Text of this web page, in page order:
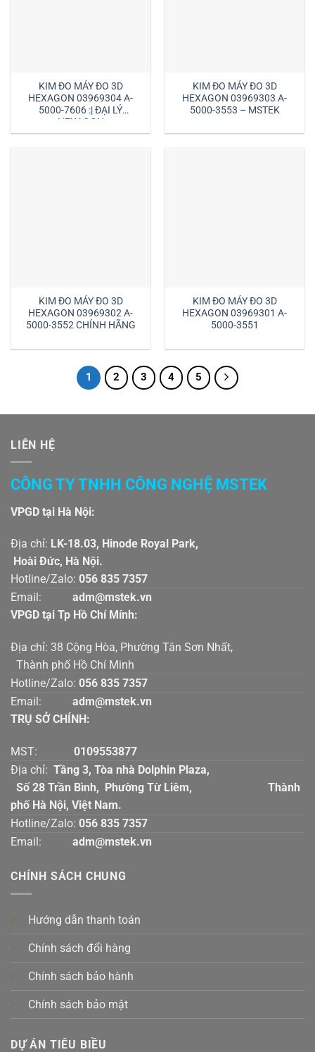
KIM ĐO MÁY ĐO 3D
HEXAGON 03969304 A-
5000-7606 :| ĐẠI LÝ
HEXAGON
KIM ĐO MÁY ĐO 3D
HEXAGON 03969303 A-
5000-3553 – MSTEK
KIM ĐO MÁY ĐO 3D
HEXAGON 03969302 A-
5000-3552 CHÍNH HÃNG
KIM ĐO MÁY ĐO 3D
HEXAGON 03969301 A-
5000-3551
1 2 3 4 5
LIÊN HỆ
CÔNG TY TNHH CÔNG NGHỆ MSTEK
VPGD tại Hà Nội:
Địa chỉ: LK-18.03, Hinode Royal Park,
Hoài Đức, Hà Nội.
Hotline/Zalo: 056 835 7357
Email:
adm@mstek.vn
VPGD tại Tp Hồ Chí Mính:
Địa chỉ: 38 Cộng Hòa, Phường Tân Sơn Nhất,
Thành phố Hồ Chí Minh
Hotline/Zalo: 056 835 7357
Email:
adm@mstek.vn
TRỤ SỞ CHÍNH:
MST: 0109553877
Địa chỉ: Tầng 3, Tòa nhà Dolphin Plaza,
Số 28 Trần Bình, Phường Từ Liêm, Thành
phố Hà Nội, Việt Nam.
Hotline/Zalo: 056 835 7357
Email:
adm@mstek.vn
CHÍNH SÁCH CHUNG
Hướng dẫn thanh toán
Chính sách đổi hàng
Chính sách bảo hành
Chính sách bảo mật
DỰ ÁN TIÊU BIỀU